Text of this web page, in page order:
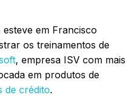
em Francisco
os treinamentos de
, empresa ISV com mais
em produtos de
de crédito.